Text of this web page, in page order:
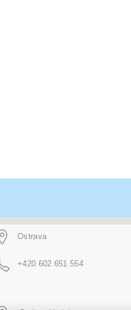
Ostrava
+420 602 651 554